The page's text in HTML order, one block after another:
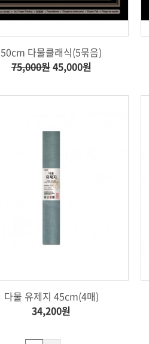
50cm 다물클래식(5묶음)
75,000원45,000원
다물 유제지 45cm(4매)
34,200원